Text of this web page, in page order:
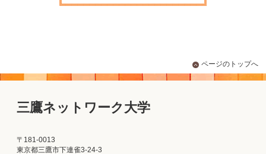
ページのトップへ
三鷹ネットワーク大学
〒181-0013
東京都三鷹市下連雀3-24-3